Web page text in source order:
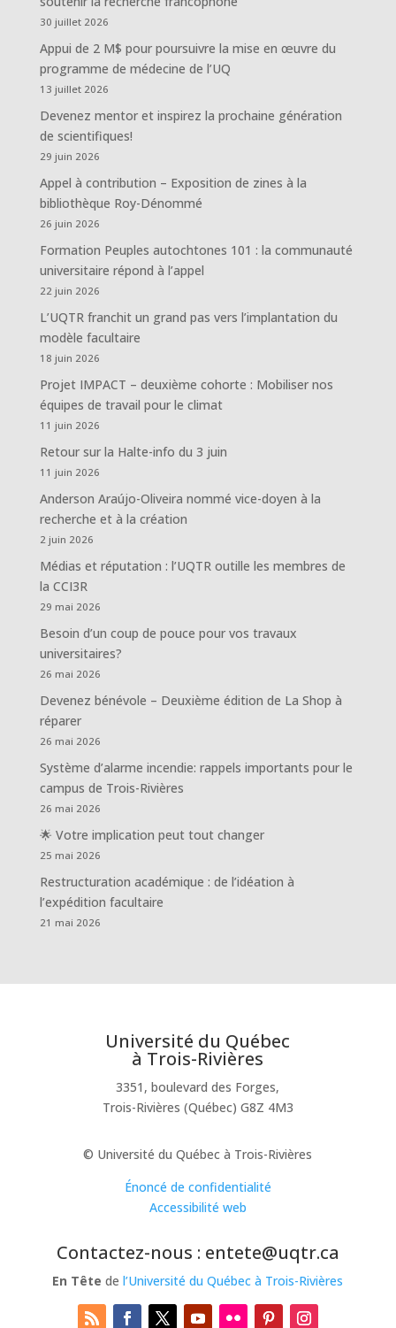
30 juillet 2026
Appui de 2 M$ pour poursuivre la mise en œuvre du
programme de médecine de l’UQ
13 juillet 2026
Devenez mentor et inspirez la prochaine génération
de scientifiques!
29 juin 2026
Appel à contribution – Exposition de zines à la
bibliothèque Roy-Dénommé
26 juin 2026
Formation Peuples autochtones 101 : la communauté
universitaire répond à l’appel
22 juin 2026
L’UQTR franchit un grand pas vers l’implantation du
modèle facultaire
18 juin 2026
Projet IMPACT – deuxième cohorte : Mobiliser nos
équipes de travail pour le climat
11 juin 2026
Retour sur la Halte-info du 3 juin
11 juin 2026
Anderson Araújo-Oliveira nommé vice-doyen à la
recherche et à la création
2 juin 2026
Médias et réputation : l’UQTR outille les membres de
la CCI3R
29 mai 2026
Besoin d’un coup de pouce pour vos travaux
universitaires?
26 mai 2026
Devenez bénévole – Deuxième édition de La Shop à
réparer
26 mai 2026
Système d’alarme incendie: rappels importants pour le
campus de Trois-Rivières
26 mai 2026
🌟 Votre implication peut tout changer
25 mai 2026
Restructuration académique : de l’idéation à
l’expédition facultaire
21 mai 2026
Université du Québec
à Trois-Rivières
3351, boulevard des Forges,
Trois-Rivières (Québec) G8Z 4M3
© Université du Québec à Trois-Rivières
Énoncé de confidentialité
Accessibilité web
Contactez-nous : entete@uqtr.ca
En Tête del’Université du Québec à Trois-Rivières